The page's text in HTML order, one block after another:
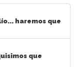
haremos que
que